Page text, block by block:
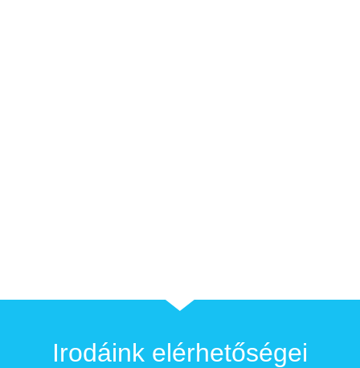
Irodáink elérhetőségei